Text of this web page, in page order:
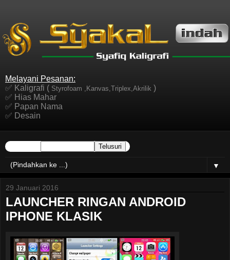
Melayani Pesanan:
✅ Kaligrafi ( Styrofoam ,Kanvas,Triplex,Akrilik )
✅ Hias Mahar
✅ Papan Nama
✅ Desain
▼
29 Januari 2016
LAUNCHER RINGAN ANDROID
IPHONE KLASIK